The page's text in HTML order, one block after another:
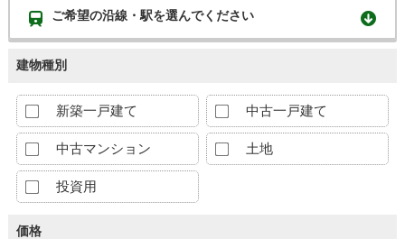
ご希望の沿線・駅を選んでください
建物種別
新築一戸建て 中古一戸建て
中古マンション 土地
投資用
価格